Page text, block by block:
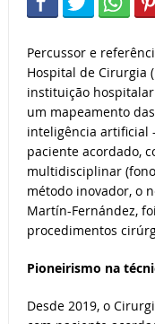
Percussor e
Hospital de Cirurgia
instituição
um mapeamento
inteligência artificial
paciente acordado,
multidisciplinar
método inovador, o
Martín-Fernández,
procedimentos
Pioneirismo na
Desde 2019, o